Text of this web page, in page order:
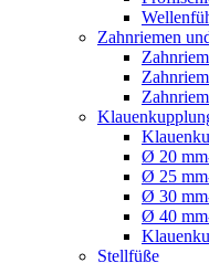
Zahnriemen
Ø 20
Ø 25
Ø 30
Ø 40
Stellfüße